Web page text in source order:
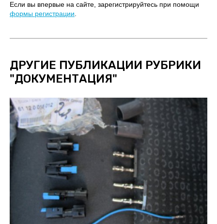
Если вы впервые на сайте, зарегистрируйтесь при помощи
формы регистрации.
ДРУГИЕ ПУБЛИКАЦИИ РУБРИКИ
"ДОКУМЕНТАЦИЯ"